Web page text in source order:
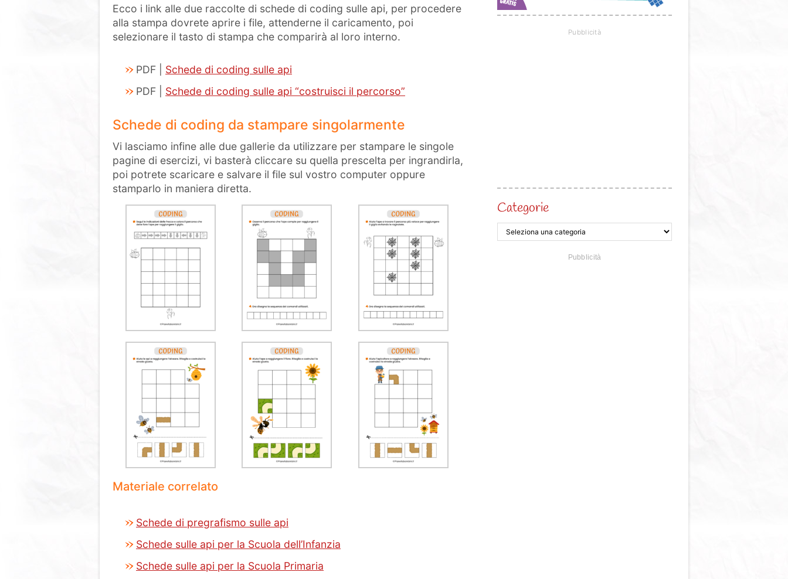
Ecco i link alle due raccolte di schede di coding sulle api, per procedere
alla stampa dovrete aprire i file, attenderne il caricamento, poi
selezionare il tasto di stampa che comparirà al loro interno.
PDF | Schede di coding sulle api
PDF | Schede di coding sulle api “costruisci il percorso”
Schede di coding da stampare singolarmente
Vi lasciamo infine alle due gallerie da utilizzare per stampare le singole
pagine di esercizi, vi basterà cliccare su quella prescelta per ingrandirla,
poi potrete scaricare e salvare il file sul vostro computer oppure
stamparlo in maniera diretta.
Materiale correlato
Schede di pregrafismo sulle api
Schede sulle api per la Scuola dell’Infanzia
Schede sulle api per la Scuola Primaria
Categorie